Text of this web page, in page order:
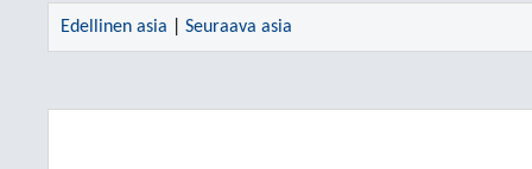
Edellinen asia Seuraava asia